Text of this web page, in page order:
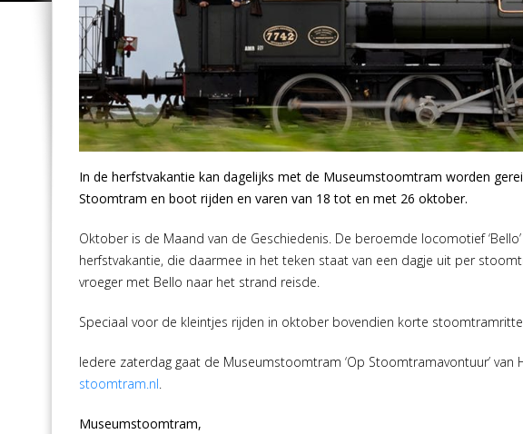
In de herfstvakantie kan dagelijks met de Museumstoomtram worden
Stoomtram en boot rijden en varen van 18 tot en met 26 oktober.
Oktober is de Maand van de Geschiedenis. De beroemde locomotief
herfstvakantie, die daarmee in het teken staat van een dagje uit per
vroeger met Bello naar het strand reisde.
Speciaal voor de kleintjes rijden in oktober bovendien korte
Iedere zaterdag gaat de Museumstoomtram ‘Op Stoomtramavontuur’ van
stoomtram.nl.
Museumstoomtram,